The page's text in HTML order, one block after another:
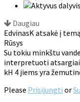
Daugiau
EdvinasK atsakė į
Rūsys
Su tokiu minkštu
interpretuoti
kH 4 jiems yra
Please Prisijungti or